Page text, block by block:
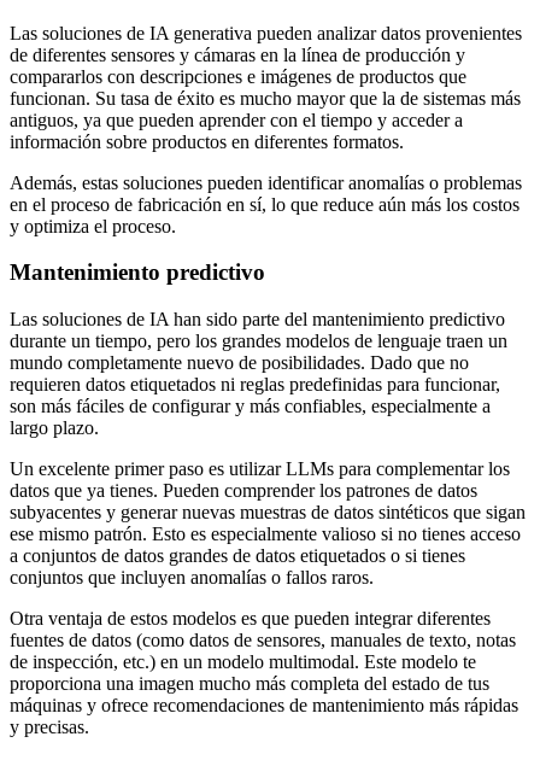
Las soluciones de IA generativa pueden analizar datos provenientes
de diferentes sensores y cámaras en la línea de producción y
compararlos con descripciones e imágenes de productos que
funcionan. Su tasa de éxito es mucho mayor que la de sistemas más
antiguos, ya que pueden aprender con el tiempo y acceder a
información sobre productos en diferentes formatos.
Además, estas soluciones pueden identificar anomalías o problemas
en el proceso de fabricación en sí, lo que reduce aún más los costos
y optimiza el proceso.
Mantenimiento predictivo
Las soluciones de IA han sido parte del mantenimiento predictivo
durante un tiempo, pero los grandes modelos de lenguaje traen un
mundo completamente nuevo de posibilidades. Dado que no
requieren datos etiquetados ni reglas predefinidas para funcionar,
son más fáciles de configurar y más confiables, especialmente a
largo plazo.
Un excelente primer paso es utilizar LLMs para complementar los
datos que ya tienes. Pueden comprender los patrones de datos
subyacentes y generar nuevas muestras de datos sintéticos que sigan
ese mismo patrón. Esto es especialmente valioso si no tienes acceso
a conjuntos de datos grandes de datos etiquetados o si tienes
conjuntos que incluyen anomalías o fallos raros.
Otra ventaja de estos modelos es que pueden integrar diferentes
fuentes de datos (como datos de sensores, manuales de texto, notas
de inspección, etc.) en un modelo multimodal. Este modelo te
proporciona una imagen mucho más completa del estado de tus
máquinas y ofrece recomendaciones de mantenimiento más rápidas
y precisas.